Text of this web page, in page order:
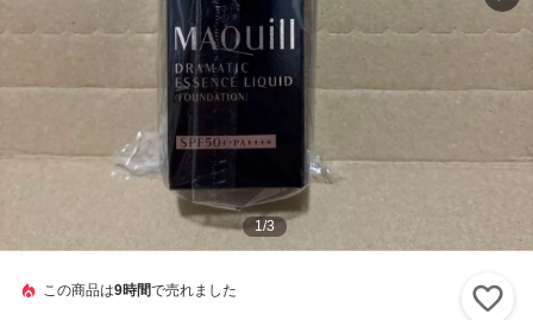
1/3
この商品は9時間で売れました